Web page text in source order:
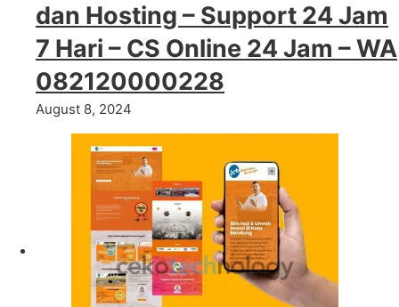
dan Hosting – Support 24 Jam
7 Hari – CS Online 24 Jam – WA
082120000228
August 8, 2024